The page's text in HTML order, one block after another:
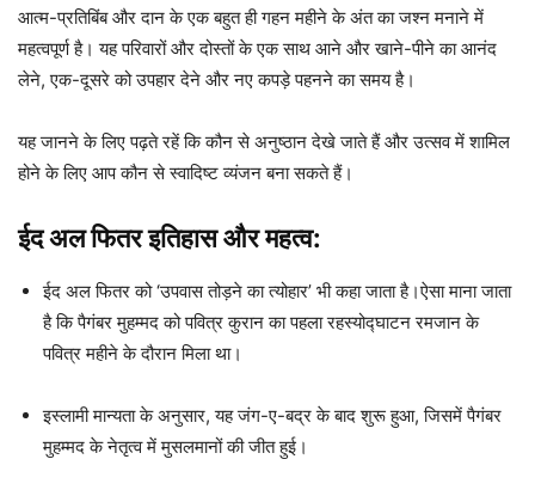
आत्म-प्रतिबिंब और दान के एक बहुत ही गहन महीने के अंत का जश्न मनाने में
महत्वपूर्ण है। यह परिवारों और दोस्तों के एक साथ आने और खाने-पीने का आनंद
लेने, एक-दूसरे को उपहार देने और नए कपड़े पहनने का समय है।
यह जानने के लिए पढ़ते रहें कि कौन से अनुष्ठान देखे जाते हैं और उत्सव में शामिल
होने के लिए आप कौन से स्वादिष्ट व्यंजन बना सकते हैं।
ईद अल फितरइतिहास और महत्व:
ईद अल फितर को ‘उपवास तोड़ने का त्योहार’ भी कहा जाता है।ऐसा माना जाता
है कि पैगंबर मुहम्मद को पवित्र कुरान का पहला रहस्योद्घाटन रमजान के
पवित्र महीने के दौरान मिला था।
इस्लामी मान्यता के अनुसार, यह जंग-ए-बद्र के बाद शुरू हुआ, जिसमें पैगंबर
मुहम्मद के नेतृत्व में मुसलमानों की जीत हुई।